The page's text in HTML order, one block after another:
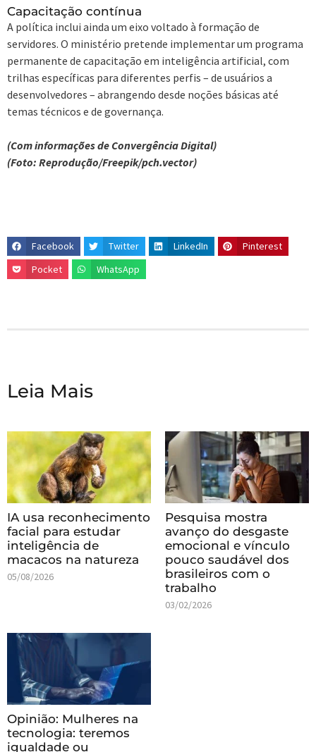
Capacitação contínua
A política inclui ainda um eixo voltado à formação de
servidores. O ministério pretende implementar um programa
permanente de capacitação em inteligência artificial, com
trilhas específicas para diferentes perfis – de usuários a
desenvolvedores – abrangendo desde noções básicas até
temas técnicos e de governança.
(Com informações de Convergência Digital)
(Foto: Reprodução/Freepik/pch.vector)
Facebook Twitter LinkedIn
Pinterest
Pocket
WhatsApp
Leia Mais
IA usa reconhecimento
facial para estudar
inteligência de
macacos na natureza
05/08/2026
Pesquisa mostra
avanço do desgaste
emocional e vínculo
pouco saudável dos
brasileiros com o
trabalho
03/02/2026
Opinião: Mulheres na
tecnologia: teremos
igualdade ou